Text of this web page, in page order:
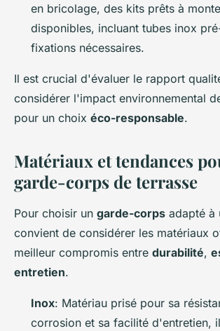
en bricolage, des kits prêts à
disponibles, incluant tubes inox
fixations nécessaires.
Il est crucial d'évaluer le rapport
considérer l'impact environnemental
pour un choix éco-responsable.
Matériaux et tendances
garde-corps de terrasse
Pour choisir un garde-corps adapté à
convient de considérer les matériaux
meilleur compromis entre durabilité,
entretien.
Inox: Matériau prisé pour sa
corrosion et sa facilité d'entretien,